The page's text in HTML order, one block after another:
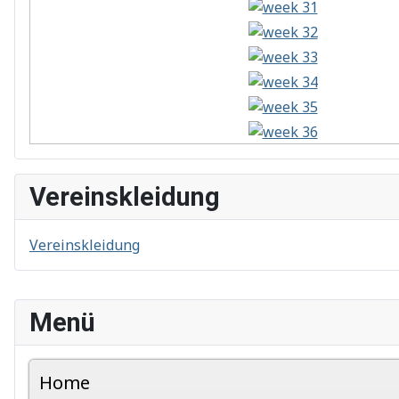
Menü
Home
Vereinskleidung
Vereinskleidung